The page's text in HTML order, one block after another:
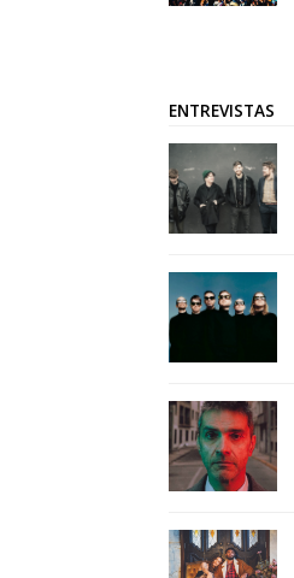
ENTREVISTAS